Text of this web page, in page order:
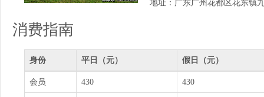
地址：广东广州花都区花东镇
消费指南
身份 平日（元） 假日（元）
会员 430 430